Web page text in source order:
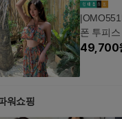
폰 투피스
49,700
워쇼핑